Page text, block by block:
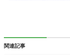
関連記事